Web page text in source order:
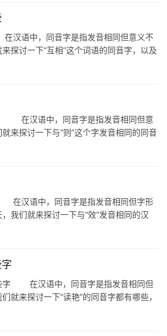
语中，同音字是指发音相同但意义不
探讨一下“互相”这个词语的同音字，以及
汉语中，同音字是指发音相同但意
来探讨一下与“则”这个字发音相同的同音
语中，同音字是指发音相同但字形
我们就来探讨一下与“效”发音相同的汉
在汉语中，同音字是指发音相同但
就来探讨一下“读艳”的同音字都有哪些，